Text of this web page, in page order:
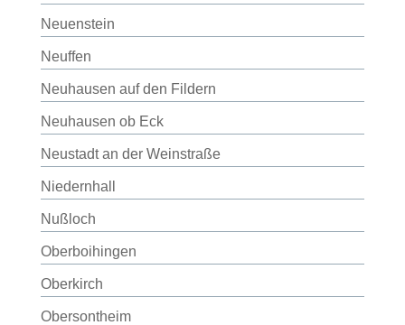
Neuenstein
Neuffen
Neuhausen auf den Fildern
Neuhausen ob Eck
Neustadt an der Weinstraße
Niedernhall
Nußloch
Oberboihingen
Oberkirch
Obersontheim